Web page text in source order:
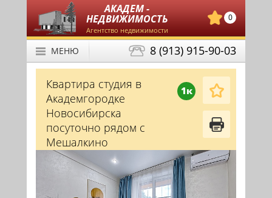
АКАДЕМ -
НЕДВИЖИМОСТЬ
Агентство недвижимости
0
8 (913) 915-90-03
МЕНЮ
1к
Квартира студия в
Академгородке
Новосибирска
посуточно рядом с
Мешалкино